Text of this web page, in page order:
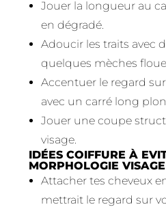
Jouer la longueur au
en dégradé.
Adoucir les traits avec
quelques mèches
Accentuer le regard
avec un carré long
Jouer une coupe
visage.
IDÉES COIFFURE À
MORPHOLOGIE
Attacher tes cheveux
mettrait le regard sur